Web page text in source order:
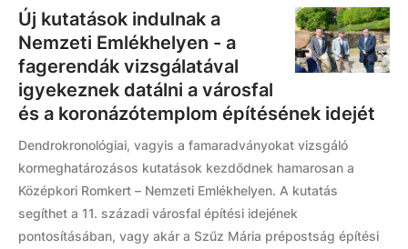
Új kutatások indulnak a
Nemzeti Emlékhelyen - a
fagerendák vizsgálatával
igyekeznek datálni a városfal
és a koronázótemplom építésének idejét
Dendrokronológiai, vagyis a famaradványokat vizsgáló
kormeghatározásos kutatások kezdődnek hamarosan a
Középkori Romkert – Nemzeti Emlékhelyen. A kutatás
segíthet a 11. századi városfal építési idejének
pontosításában, vagy akár a Szűz Mária prépostság építési